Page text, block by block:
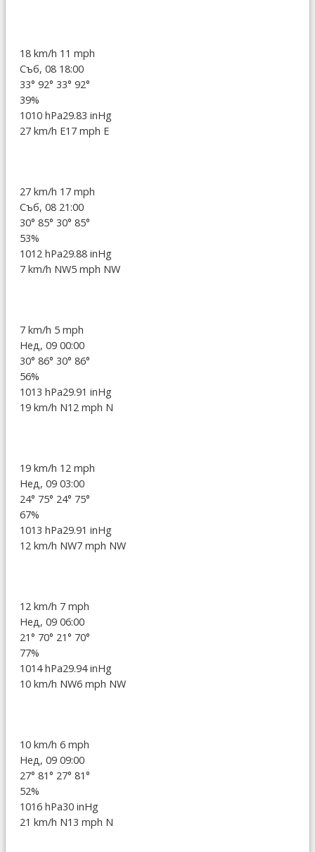
18 km/h 11 mph
Съб, 08 18:00
33° 92° 33° 92°
39%
1010 hPa29.83 inHg
27 km/h E17 mph E
27 km/h 17 mph
Съб, 08 21:00
30° 85° 30° 85°
53%
1012 hPa29.88 inHg
7 km/h NW5 mph NW
7 km/h 5 mph
Нед, 09 00:00
30° 86° 30° 86°
56%
1013 hPa29.91 inHg
19 km/h N12 mph N
19 km/h 12 mph
Нед, 09 03:00
24° 75° 24° 75°
67%
1013 hPa29.91 inHg
12 km/h NW7 mph NW
12 km/h 7 mph
Нед, 09 06:00
21° 70° 21° 70°
77%
1014 hPa29.94 inHg
10 km/h NW6 mph NW
10 km/h 6 mph
Нед, 09 09:00
27° 81° 27° 81°
52%
1016 hPa30 inHg
21 km/h N13 mph N